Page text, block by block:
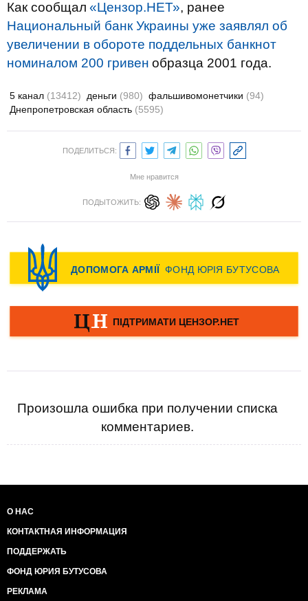
Как сообщал «Цензор.НЕТ», ранее
Национальный банк Украины уже заявлял об
увеличении в обороте поддельных банкнот
номиналом 200 гривен образца 2001 года.
5 канал (13412) деньги (980) фальшивомонетчики (94)
Днепропетровская область (5595)
ПОДЕЛИТЬСЯ:
Мне нравится
ПОДЫТОЖИТЬ:
Произошла ошибка при получении списка
комментариев.
О НАС
КОНТАКТНАЯ ИНФОРМАЦИЯ
ПОДДЕРЖАТЬ
ФОНД ЮРИЯ БУТУСОВА
РЕКЛАМА